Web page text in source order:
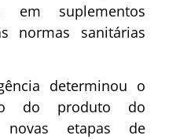
em suplementos
normas sanitárias
determinou o
do produto do
etapas de